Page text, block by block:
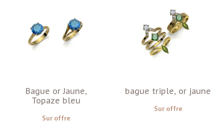
Bague or Jaune,
Topaze bleu
Sur offre
bague triple, or jaune
Sur offre